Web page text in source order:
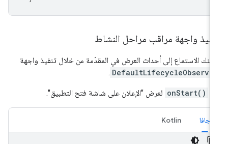
واجهة مراقب مراحل النشاط
الاستماع إلى أحداث العرض في المقدّمة من خلال تنفيذ واجهة
.
onStart() لعرض "الإعلان على شاشة فتح التطبيق".
Kotlin